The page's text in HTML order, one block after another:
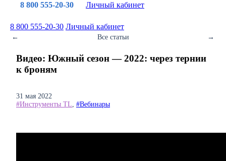
8 800 555-20-30 Личный кабинет
8 800 555-20-30 Личный кабинет
← Все статьи →
Видео: Южный сезон — 2022: через тернии
к броням
31 мая 2022
#Инструменты TL, #Вебинары